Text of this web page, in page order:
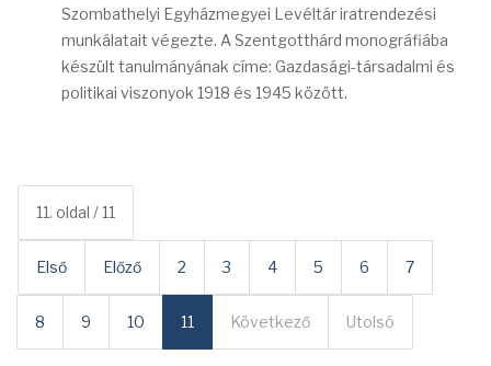
Szombathelyi Egyházmegyei Levéltár iratrendezési
munkálatait végezte. A Szentgotthárd monográfiába
készült tanulmányának címe: Gazdasági-társadalmi és
politikai viszonyok 1918 és 1945 között.
11. oldal / 11
Első Előző 2 3 4 5 6 7
8 9 10 11 Következő Utolsó